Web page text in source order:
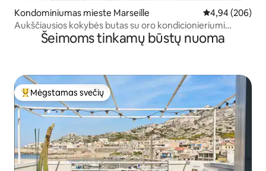
Kondominiumas mieste Marseille Vidutinis
4,94 (206)
Aukščiausios kokybės butas su oro kondicionieriumi
automobilių stovėjimo aikštelės paplūdimiai Stadionas
Šeimoms tinkamų būstų nuoma
Svečių mėgstamiausias
Mėgstamas svečių